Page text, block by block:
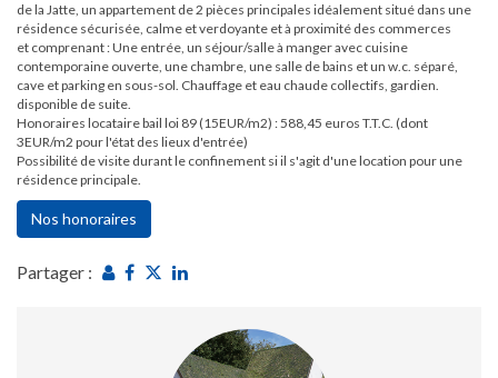
de la Jatte, un appartement de 2 pièces principales idéalement situé dans une
résidence sécurisée, calme et verdoyante et à proximité des commerces
et comprenant : Une entrée, un séjour/salle à manger avec cuisine
contemporaine ouverte, une chambre, une salle de bains et un w.c. séparé,
cave et parking en sous-sol. Chauffage et eau chaude collectifs, gardien.
disponible de suite.
Honoraires locataire bail loi 89 (15EUR/m2) : 588,45 euros T.T.C. (dont
3EUR/m2 pour l'état des lieux d'entrée)
Possibilité de visite durant le confinement si il s'agit d'une location pour une
résidence principale.
Nos honoraires
Partager :